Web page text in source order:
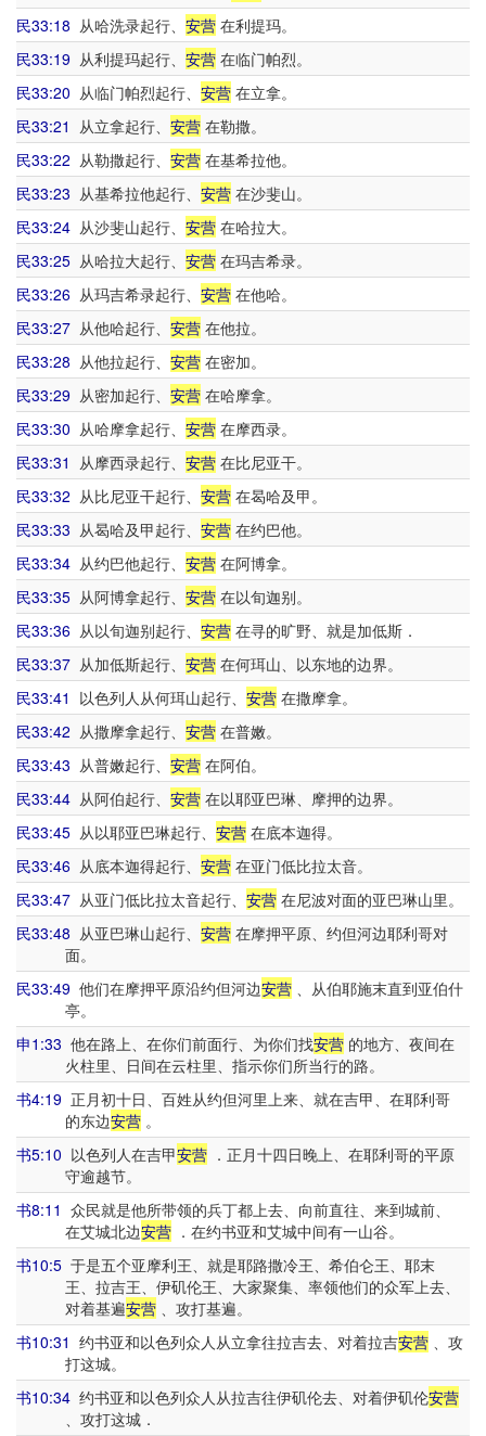
民33:18 从哈洗录起行、 安营 在利提玛。
民33:19 从利提玛起行、 安营 在临门帕烈。
民33:20 从临门帕烈起行、 安营 在立拿。
民33:21 从立拿起行、 安营 在勒撒。
民33:22 从勒撒起行、 安营 在基希拉他。
民33:23 从基希拉他起行、 安营 在沙斐山。
民33:24 从沙斐山起行、 安营 在哈拉大。
民33:25 从哈拉大起行、 安营 在玛吉希录。
民33:26 从玛吉希录起行、 安营 在他哈。
民33:27 从他哈起行、 安营 在他拉。
民33:28 从他拉起行、 安营 在密加。
民33:29 从密加起行、 安营 在哈摩拿。
民33:30 从哈摩拿起行、 安营 在摩西录。
民33:31 从摩西录起行、 安营 在比尼亚干。
民33:32 从比尼亚干起行、 安营 在曷哈及甲。
民33:33 从曷哈及甲起行、 安营 在约巴他。
民33:34 从约巴他起行、 安营 在阿博拿。
民33:35 从阿博拿起行、 安营 在以旬迦别。
民33:36 从以旬迦别起行、 安营 在寻的旷野、就是加低斯．
民33:37 从加低斯起行、 安营 在何珥山、以东地的边界。
民33:41 以色列人从何珥山起行、 安营 在撒摩拿。
民33:42 从撒摩拿起行、 安营 在普嫩。
民33:43 从普嫩起行、 安营 在阿伯。
民33:44 从阿伯起行、 安营 在以耶亚巴琳、摩押的边界。
民33:45 从以耶亚巴琳起行、 安营 在底本迦得。
民33:46 从底本迦得起行、 安营 在亚门低比拉太音。
民33:47 从亚门低比拉太音起行、 安营 在尼波对面的亚巴琳山里。
民33:48 从亚巴琳山起行、 安营 在摩押平原、约但河边耶利哥对
面。
民33:49 他们在摩押平原沿约但河边安营 、从伯耶施末直到亚伯什
亭。
申1:33 他在路上、在你们前面行、为你们找安营 的地方、夜间在
火柱里、日间在云柱里、指示你们所当行的路。
书4:19 正月初十日、百姓从约但河里上来、就在吉甲、在耶利哥
的东边安营。
书5:10 以色列人在吉甲安营 ．正月十四日晚上、在耶利哥的平原
守逾越节。
书8:11 众民就是他所带领的兵丁都上去、向前直往、来到城前、
在艾城北边安营．在约书亚和艾城中间有一山谷。
书10:5 于是五个亚摩利王、就是耶路撒冷王、希伯仑王、耶末
王、拉吉王、伊矶伦王、大家聚集、率领他们的众军上去、
对着基遍安营、攻打基遍。
书10:31 约书亚和以色列众人从立拿往拉吉去、对着拉吉安营 、攻
打这城。
书10:34 约书亚和以色列众人从拉吉往伊矶伦去、对着伊矶伦安营
、攻打这城．